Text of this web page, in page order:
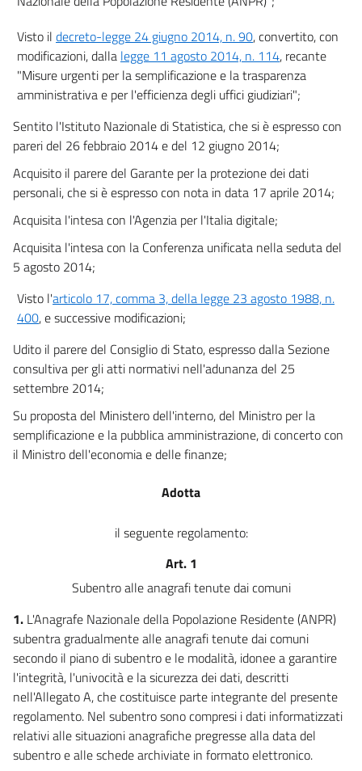
Visto il decreto-legge 24 giugno 2014, n. 90, convertito, con
modificazioni, dalla legge 11 agosto 2014, n. 114, recante
"Misure urgenti per la semplificazione e la trasparenza
amministrativa e per l'efficienza degli uffici giudiziari";
Sentito l'Istituto Nazionale di Statistica, che si è espresso con
pareri del 26 febbraio 2014 e del 12 giugno 2014;
Acquisito il parere del Garante per la protezione dei dati
personali, che si è espresso con nota in data 17 aprile 2014;
Acquisita l'intesa con l'Agenzia per l'Italia digitale;
Acquisita l'intesa con la Conferenza unificata nella seduta del
5 agosto 2014;
Visto l'articolo 17, comma 3, della legge 23 agosto 1988, n.
400, e successive modificazioni;
Udito il parere del Consiglio di Stato, espresso dalla Sezione
consultiva per gli atti normativi nell'adunanza del 25
settembre 2014;
Su proposta del Ministero dell'interno, del Ministro per la
semplificazione e la pubblica amministrazione, di concerto con
il Ministro dell'economia e delle finanze;
Adotta
il seguente regolamento:
Art. 1
Subentro alle anagrafi tenute dai comuni
1. L'Anagrafe Nazionale della Popolazione Residente (ANPR)
subentra gradualmente alle anagrafi tenute dai comuni
secondo il piano di subentro e le modalità, idonee a garantire
l'integrità, l'univocità e la sicurezza dei dati, descritti
nell'Allegato A, che costituisce parte integrante del presente
regolamento. Nel subentro sono compresi i dati informatizzati
relativi alle situazioni anagrafiche pregresse alla data del
subentro e alle schede archiviate in formato elettronico.